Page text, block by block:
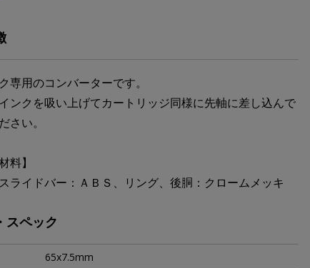
専用のコンバーターです。
ンクを吸い上げてカートリッジ同様に先軸に差し込んで
さい。
料】
ライドバー：ＡＢＳ、リング、後胴：クロームメッキ
スペック
65x7.5mm